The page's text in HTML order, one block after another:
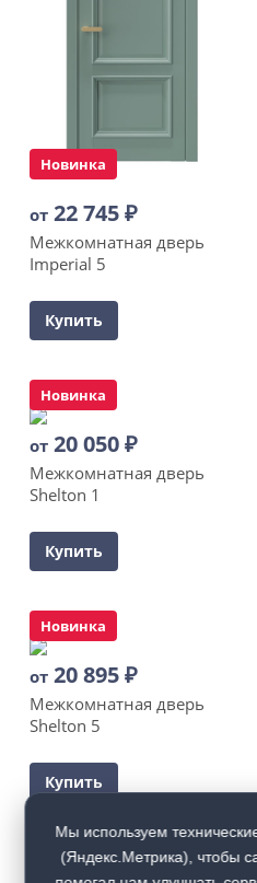
Новинка
от 22 745₽
Межкомнатная дверь
Imperial 5
Купить
Новинка
от 20 050₽
Межкомнатная дверь
Shelton 1
Купить
Новинка
от 20 895₽
Межкомнатная дверь
Shelton 5
Купить
Мы используем
(Яндекс.Метрика), чтобы